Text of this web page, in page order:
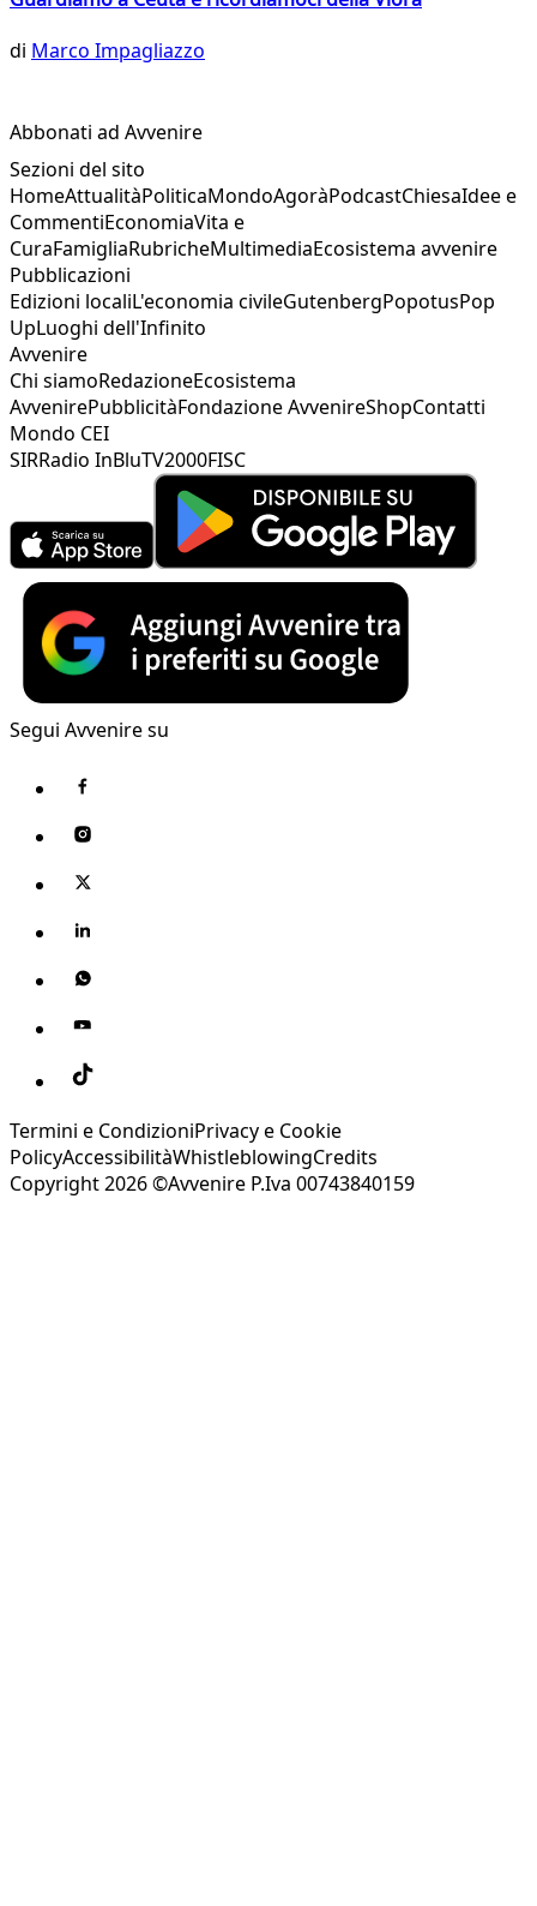
di Marco Impagliazzo
Abbonati ad Avvenire
Sezioni del sito
HomeAttualitàPoliticaMondoAgoràPodcastChiesaIdee e
CommentiEconomiaVita e
CuraFamigliaRubricheMultimediaEcosistema avvenire
Pubblicazioni
Edizioni localiL'economia civileGutenbergPopotusPop
UpLuoghi dell'Infinito
Avvenire
Chi siamoRedazioneEcosistema
AvvenirePubblicitàFondazione AvvenireShopContatti
Mondo CEI
SIRRadio InBluTV2000FISC
Segui Avvenire su
Termini e CondizioniPrivacy e Cookie
PolicyAccessibilitàWhistleblowingCredits
Copyright 2026 ©Avvenire P.Iva 00743840159